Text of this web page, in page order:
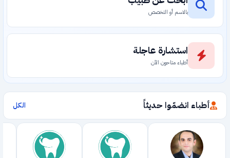
بالاسم أو التخصص
استشارة عاجلة
أطباء متاحون الآن
أطباء انضمّوا حديثاً الكل